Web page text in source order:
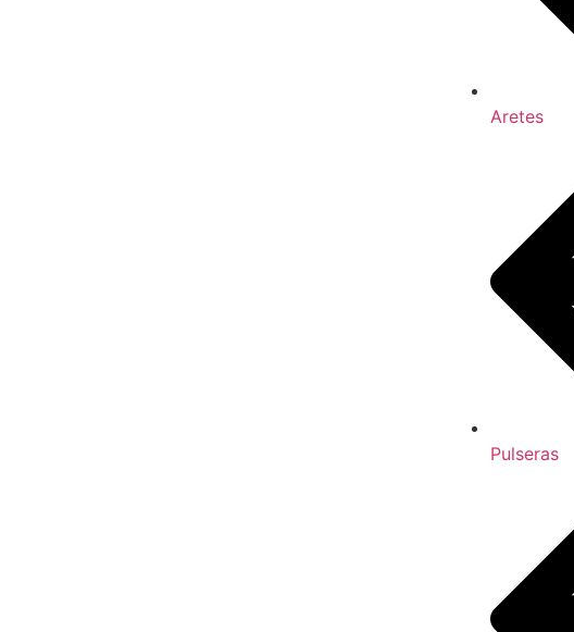
Aretes
Pulseras